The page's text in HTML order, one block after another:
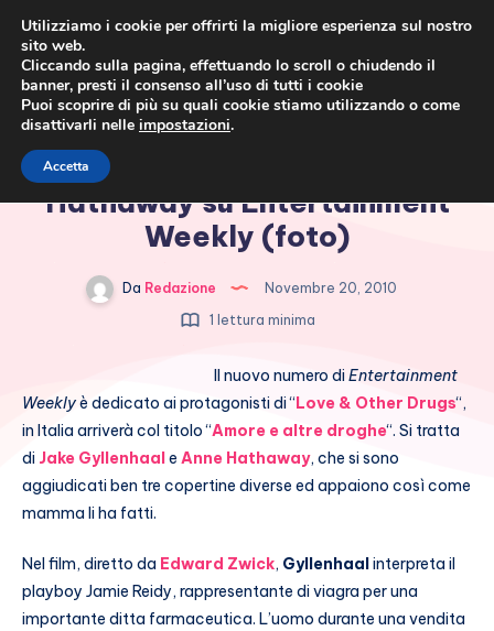
Jake Gyllenhaal e Anne
Hathaway su Entertainment
Weekly (foto)
Da Redazione
Novembre 20, 2010
1 lettura minima
Il nuovo numero diEntertainment
Weeklyè dedicato ai protagonisti di “ Love & Other Drugs“,
in Italia arriverà col titolo “Amore e altre droghe“. Si tratta
di Jake Gyllenhaal e Anne Hathaway, che si sono
aggiudicati ben tre copertine diverse ed appaiono così come
mamma li ha fatti.
Nel film, diretto da Edward Zwick, Gyllenhaalinterpreta il
playboy Jamie Reidy, rappresentante di viagra per una
importante ditta farmaceutica. L’uomo durante una vendita
Utilizziamo i cookie per offrirti la migliore esperienza sul nostro
sito web.
Cliccando sulla pagina, effettuando lo scroll o chiudendo il
banner, presti il consenso all’uso di tutti i cookie
Puoi scoprire di più su quali cookie stiamo utilizzando o come
disattivarli nelle impostazioni.
Accetta